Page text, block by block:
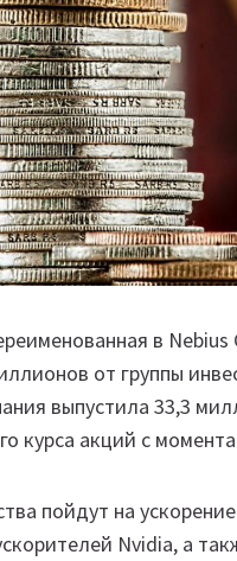
в
от группы
выпустила 33,3
курса акций с
пойдут на
Nvidia, а